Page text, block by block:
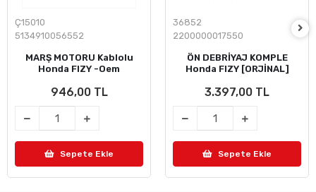
Ç15010
5134910056552
MARŞ MOTORU Kablolu
Honda FIZY -Oem
946,00 TL
Sepete Ekle
36852
2200000017550
ÖN DEBRİYAJ KOMPLE
Honda FIZY [ORJİNAL]
3.397,00 TL
Sepete Ekle